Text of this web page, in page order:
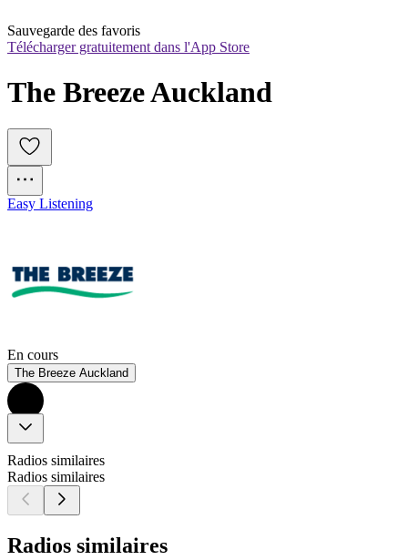
Sauvegarde des favoris
Télécharger gratuitement dans l'App Store
The Breeze Auckland
Easy Listening
En cours
The Breeze Auckland
Radios similaires
Radios similaires
Radios similaires